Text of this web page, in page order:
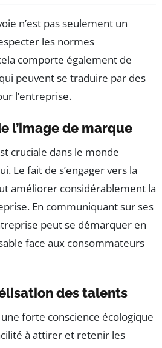
n’est pas seulement un
les normes
comporte également de
peuvent se traduire par des
l’entreprise.
l’image de marque
cruciale dans le monde
Le fait de s’engager vers la
améliorer considérablement la
En communiquant sur ses
peut se démarquer en
face aux consommateurs
des talents
forte conscience écologique
à attirer et retenir les